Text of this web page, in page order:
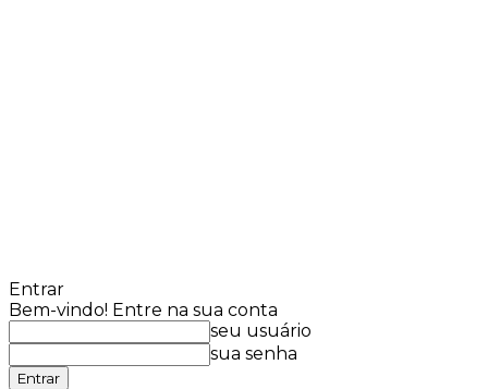
Entrar
Bem-vindo! Entre na sua conta
seu usuário
sua senha